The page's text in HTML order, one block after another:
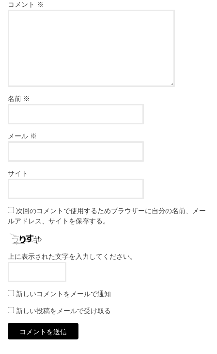
コメント ※
名前 ※
メール ※
サイト
次回のコメントで使用するためブラウザーに自分の名前、メー
ルアドレス、サイトを保存する。
上に表示された文字を入力してください。
新しいコメントをメールで通知
新しい投稿をメールで受け取る